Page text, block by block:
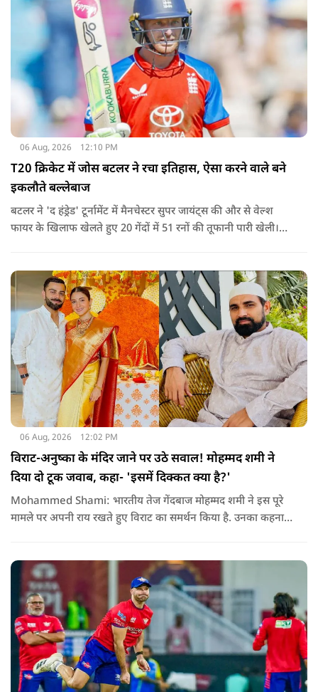
06 Aug, 2026 12:10 PM
T20 क्रिकेट में जोस बटलर ने रचा इतिहास, ऐसा करने वाले बने
इकलौते बल्लेबाज
बटलर ने 'द हंड्रेड' टूर्नामेंट में मैनचेस्टर सुपर जायंट्स की और से वेल्श
फायर के खिलाफ खेलते हुए 20 गेंदों में 51 रनों की तूफानी पारी खेली।
06 Aug, 2026 12:02 PM
विराट-अनुष्का के मंदिर जाने पर उठे सवाल! मोहम्मद शमी ने
दिया दो टूक जवाब, कहा- 'इसमें दिक्कत क्या है?'
Mohammed Shami: भारतीय तेज गेंदबाज मोहम्मद शमी ने इस पूरे
मामले पर अपनी राय रखते हुए विराट का समर्थन किया है. उनका कहना है